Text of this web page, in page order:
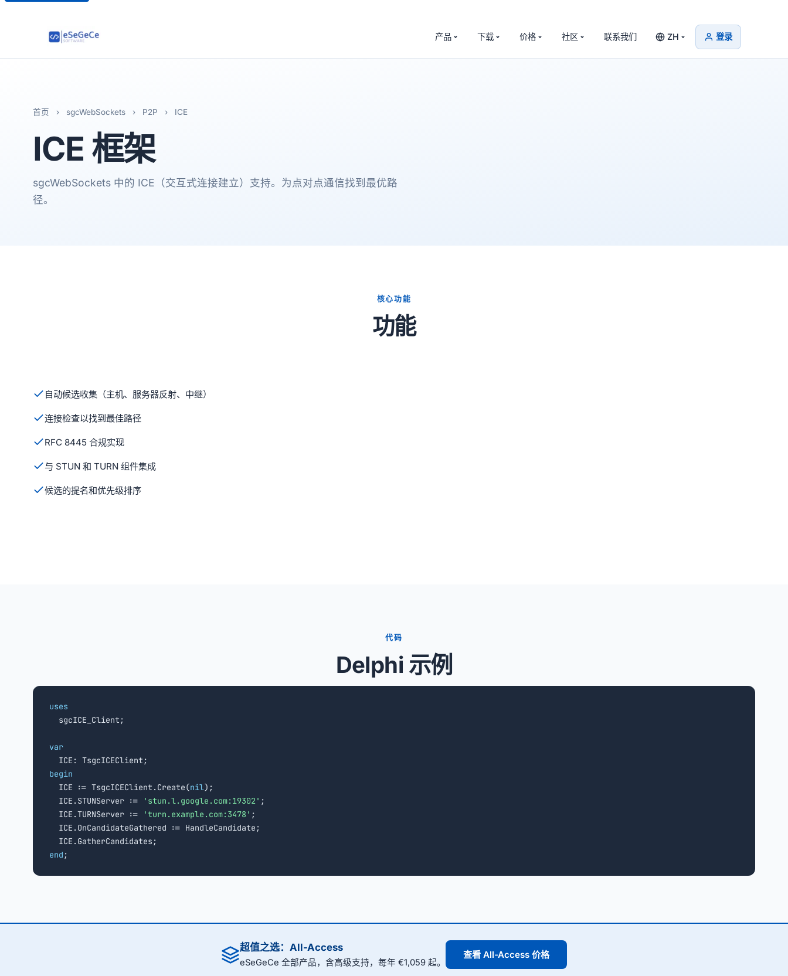
产品 下载 价格 社区 联系我们 ZH 登录
首页 › sgcWebSockets › P2P › ICE
ICE 框架
sgcWebSockets 中的 ICE（交互式连接建立）支持。为点对点通信找到最优路
径。
核心功能
功能
自动候选收集（主机、服务器反射、中继）
连接检查以找到最佳路径
RFC 8445 合规实现
与 STUN 和 TURN 组件集成
候选的提名和优先级排序
代码
Delphi 示例
uses
sgcICE_Client;
var
begin
ICE := TsgcICEClient.Create(nil);
  ICE.STUNServer :=
'stun.l.google.com:19302' ;
  ICE.TURNServer :=
'turn.example.com:3478' ;
  ICE.OnCandidateGathered := HandleCandidate;
end ;
超值之选：All-Access
eSeGeCe 全部产品，含高级支持，每年 €1,059 起。
查看 All-Access 价格